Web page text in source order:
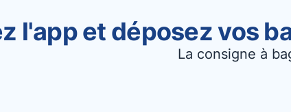
l'app et déposez vos
La consigne à